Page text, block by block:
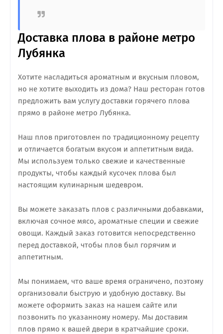
Доставка плова в районе метро
Лубянка
Хотите насладиться ароматным и вкусным пловом,
но не хотите выходить из дома? Наш ресторан готов
предложить вам услугу доставки горячего плова
прямо в районе метро Лубянка.
Наш плов приготовлен по традиционному рецепту
и отличается богатым вкусом и аппетитным вида.
Мы используем только свежие и качественные
продукты, чтобы каждый кусочек плова был
настоящим кулинарным шедевром.
Вы можете заказать плов с различными добавками,
включая сочное мясо, ароматные специи и свежие
овощи. Каждый заказ готовится непосредственно
перед доставкой, чтобы плов был горячим и
аппетитным.
Мы понимаем, что ваше время ограничено, поэтому
организовали быструю и удобную доставку. Вы
можете оформить заказ на нашем сайте или
позвонить по указанному номеру. Мы доставим
плов прямо к вашей двери в кратчайшие сроки.